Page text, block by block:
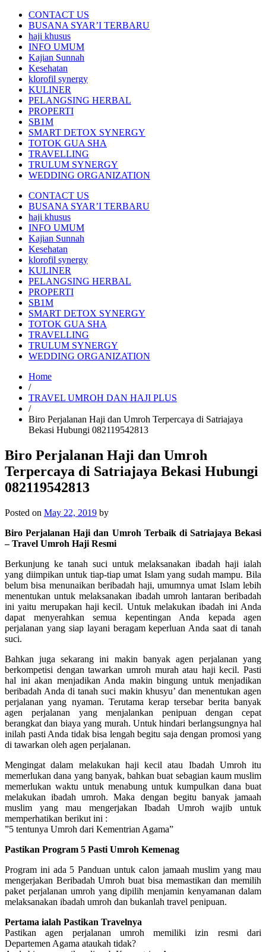
CONTACT US
BUSANA SYAR’I TERBARU
haji khusus
INFO UMUM
Kajian Sunnah
Kesehatan
klorofil synergy
KULINER
PELANGSING HERBAL
PROPERTI
SB1M
SMART DETOX SYNERGY
TOTOK GUA SHA
TRAVELLING
TRULUM SYNERGY
WEDDING ORGANIZATION
CONTACT US
BUSANA SYAR’I TERBARU
haji khusus
INFO UMUM
Kajian Sunnah
Kesehatan
klorofil synergy
KULINER
PELANGSING HERBAL
PROPERTI
SB1M
SMART DETOX SYNERGY
TOTOK GUA SHA
TRAVELLING
TRULUM SYNERGY
WEDDING ORGANIZATION
Home
/
TRAVEL UMROH DAN HAJI PLUS
/
Biro Perjalanan Haji dan Umroh Terpercaya di Satriajaya
Bekasi Hubungi 082119542813
Biro Perjalanan Haji dan Umroh
Terpercaya di Satriajaya Bekasi Hubungi
082119542813
Posted on May 22, 2019 by
Biro Perjalanan Haji dan Umroh Terbaik di Satriajaya Bekasi
– Travel Umroh Haji Resmi
Berkunjung ke tanah suci untuk melaksanakan ibadah haji ialah
yang diimpikan untuk tiap-tiap umat Islam yang sudah mampu. Bila
belum bisa menunaikan beribadah haji, umumnya umat Islam lebih
menentukan untuk melaksanakan ibadah umroh lantaran beribadah
ini yaitu merupakan haji kecil. Untuk melakukan ibadah ini Anda
dapat menyerahkan semua kepentingan Anda kepada agen
perjalanan yang siap layani beragam keperluan Anda saat di tanah
suci.
Bahkan juga sekarang ini makin banyak agen perjalanan yang
berkompetisi dengan tawarkan umroh murah atau haji kecil. Pasti
hal ini akan menjadikan Anda makin bingung untuk menjadikan
beribadah Anda di tanah suci makin khusyu’ dan menentukan agen
perjalanan yang nyaman. Terutama kerap tersebar berita banyak
agen perjalanan yang menjalankan penipuan dengan cepat
berangkat dan biaya yang murah. Untuk hindari berlangsungnya hal
inilah pasti Anda tidak bisa lengah begitu saja dengan promosi yang
di tawarkan oleh agen perjalanan.
Mengingat dalam melakukan haji kecil atau Ibadah Umroh itu
memerlukan dana yang banyak, bahkan buat sebagian kaum muslim
memerlukan waktu untuk menabung untuk kumpulkan dana buat
melakukan ibadah umroh. Maka dengan begitu banyak jamaah
muslim yang mau mengerjakan Ibadah Umroh wajib untuk
memperhatikan berikut ini :
”5 tentunya Umroh dari Kementrian Agama”
Pastikan Program 5 Pasti Umroh Kemenag
Program ini ada 5 Panduan untuk calon jamaah muslim yang mau
mengerjakan Beribadah Umroh buat bisa memastikan dan memilih
paket perjalanan umroh yang dipilih menjamin kenyamanan dalam
melaksanakan ibadah umroh dan bukanlah travel penipuan.
Pertama ialah Pastikan Travelnya
Pastikan agen perjalanan umroh memiliki izin resmi dari
Departemen Agama ataukah tidak?